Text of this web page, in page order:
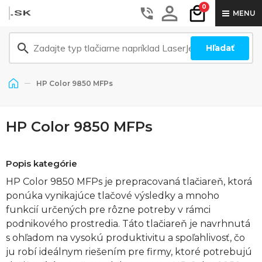
0
MENU
Hľadať
HP Color 9850 MFPs
HP Color 9850 MFPs
Popis kategórie
HP Color 9850 MFPs je prepracovaná tlačiareň, ktorá
ponúka vynikajúce tlačové výsledky a mnoho
funkcií určených pre rôzne potreby v rámci
podnikového prostredia. Táto tlačiareň je navrhnutá
s ohľadom na vysokú produktivitu a spoľahlivosť, čo
ju robí ideálnym riešením pre firmy, ktoré potrebujú